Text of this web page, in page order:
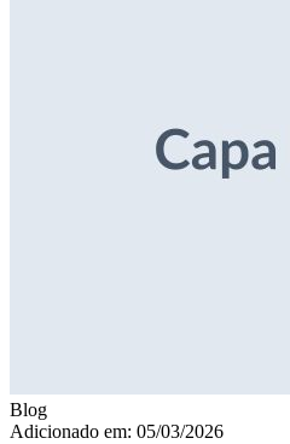
Blog
Adicionado em: 05/03/2026